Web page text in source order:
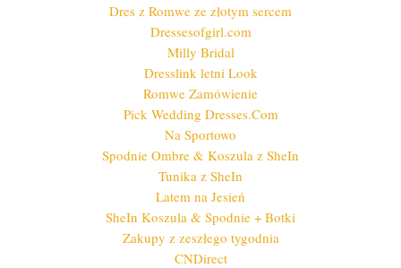
Dres z Romwe ze złotym sercem
Dressesofgirl.com
Milly Bridal
Dresslink letni Look
Romwe Zamówienie
Pick Wedding Dresses.Com
Na Sportowo
Spodnie Ombre & Koszula z SheIn
Tunika z SheIn
Latem na Jesień
SheIn Koszula & Spodnie + Botki
Zakupy z zeszłego tygodnia
CNDirect